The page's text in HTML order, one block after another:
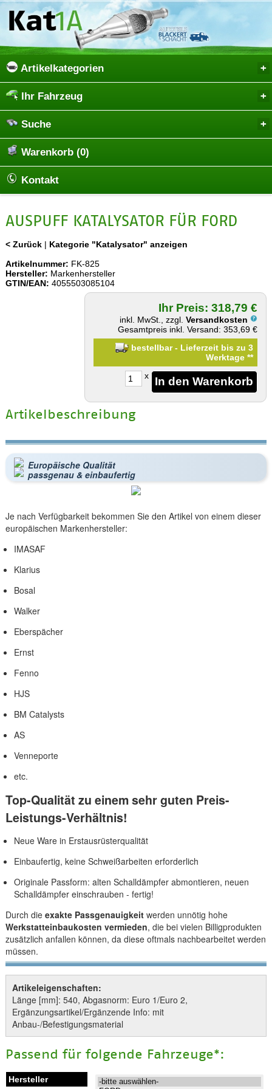
Artikelkategorien
Ihr Fahrzeug
Suche
Warenkorb (0)
Kontakt
AUSPUFF KATALYSATOR FÜR FORD
< Zurück| Kategorie "Katalysator" anzeigen
Artikelnummer: FK-825
Hersteller: Markenhersteller
GTIN/EAN: 4055503085104
Ihr Preis: 318,79 €
inkl. MwSt., zzgl.Versandkosten
Gesamtpreis inkl. Versand: 353,69 €
bestellbar - Lieferzeit bis zu 3
Werktage**
x
Artikelbeschreibung
Europäische Qualität
passgenau & einbaufertig
Je nach Verfügbarkeit bekommen Sie den Artikel von einem dieser
europäischen Markenhersteller:
IMASAF
Klarius
Bosal
Walker
Eberspächer
Ernst
Fenno
HJS
BM Catalysts
AS
Venneporte
etc.
Top-Qualität zu einem sehr guten Preis-
Leistungs-Verhältnis!
Neue Ware in Erstausrüsterqualität
Einbaufertig, keine Schweißarbeiten erforderlich
Originale Passform: alten Schalldämpfer abmontieren, neuen
Schalldämpfer einschrauben - fertig!
Durch die exakte Passgenauigkeitwerden unnötig hohe
Werkstatteinbaukosten vermieden, die bei vielen Billigprodukten
zusätzlich anfallen können, da diese oftmals nachbearbeitet werden
müssen.
Artikeleigenschaften:
Länge [mm]: 540, Abgasnorm: Euro 1/Euro 2,
Ergänzungsartikel/Ergänzende Info: mit
Anbau-/Befestigungsmaterial
Passend für folgende Fahrzeuge*: